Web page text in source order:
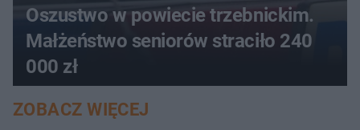
Oszustwo w powiecie trzebnickim.
Małżeństwo seniorów straciło 240
000 zł
ZOBACZ WIĘCEJ